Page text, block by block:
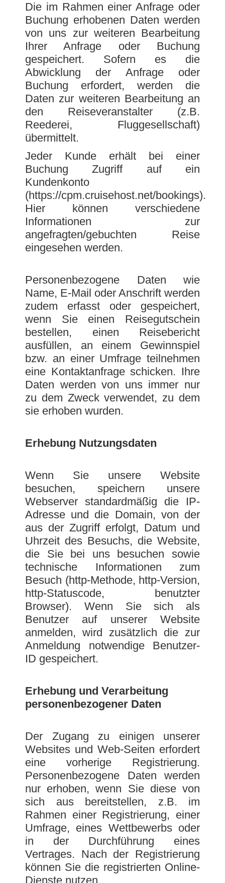
Die im Rahmen einer Anfrage oder
Buchung erhobenen Daten werden
von uns zur weiteren Bearbeitung
Ihrer Anfrage oder Buchung
gespeichert. Sofern es die
Abwicklung der Anfrage oder
Buchung erfordert, werden die
Daten zur weiteren Bearbeitung an
den Reiseveranstalter (z.B.
Reederei, Fluggesellschaft)
übermittelt.
Jeder Kunde erhält bei einer
Buchung Zugriff auf ein
Kundenkonto
(https://cpm.cruisehost.net/bookings).
Hier können verschiedene
Informationen zur
angefragten/gebuchten Reise
eingesehen werden.
Personenbezogene Daten wie
Name, E-Mail oder Anschrift werden
zudem erfasst oder gespeichert,
wenn Sie einen Reisegutschein
bestellen, einen Reisebericht
ausfüllen, an einem Gewinnspiel
bzw. an einer Umfrage teilnehmen
eine Kontaktanfrage schicken. Ihre
Daten werden von uns immer nur
zu dem Zweck verwendet, zu dem
sie erhoben wurden.
Erhebung Nutzungsdaten
Wenn Sie unsere Website
besuchen, speichern unsere
Webserver standardmäßig die IP-
Adresse und die Domain, von der
aus der Zugriff erfolgt, Datum und
Uhrzeit des Besuchs, die Website,
die Sie bei uns besuchen sowie
technische Informationen zum
Besuch (http-Methode, http-Version,
http-Statuscode, benutzter
Browser). Wenn Sie sich als
Benutzer auf unserer Website
anmelden, wird zusätzlich die zur
Anmeldung notwendige Benutzer-
ID gespeichert.
Erhebung und Verarbeitung
personenbezogener Daten
Der Zugang zu einigen unserer
Websites und Web-Seiten erfordert
eine vorherige Registrierung.
Personenbezogene Daten werden
nur erhoben, wenn Sie diese von
sich aus bereitstellen, z.B. im
Rahmen einer Registrierung, einer
Umfrage, eines Wettbewerbs oder
in der Durchführung eines
Vertrages. Nach der Registrierung
können Sie die registrierten Online-
Dienste nutzen.